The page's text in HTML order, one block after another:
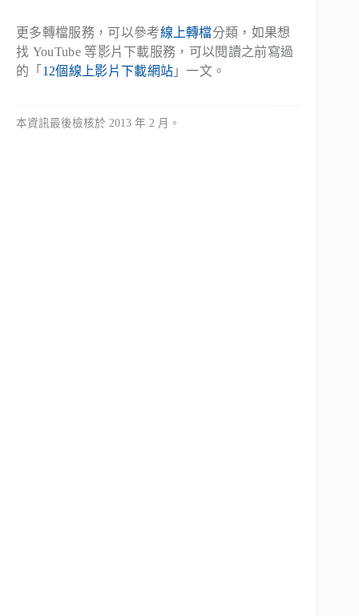
更多轉檔服務，可以參考線上轉檔分類，如果想
找 YouTube 等影片下載服務，可以閱讀之前寫過
的「 12個線上影片下載網站 」一文。
本資訊最後檢核於 2013 年 2 月。